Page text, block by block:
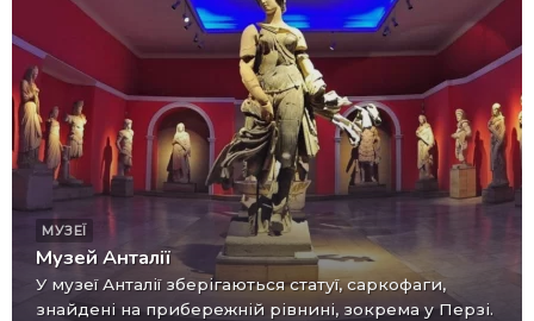
МУЗЕЇ
Музей Анталії
У музеї Анталії зберігаються статуї, саркофаги,
знайдені на прибережній рівнині, зокрема у Перзі.